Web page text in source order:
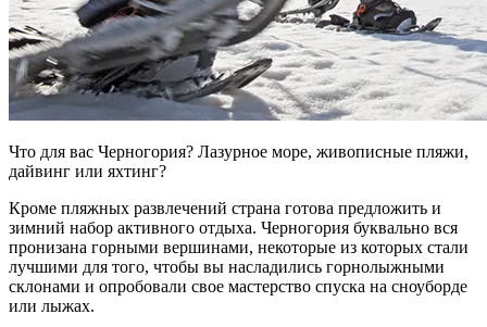
Что для вас Черногория? Лазурное море, живописные пляжи,
дайвинг или яхтинг?
Кроме пляжных развлечений страна готова предложить и
зимний набор активного отдыха. Черногория буквально вся
пронизана горными вершинами, некоторые из которых стали
лучшими для того, чтобы вы насладились горнолыжными
склонами и опробовали свое мастерство спуска на сноуборде
или лыжах.